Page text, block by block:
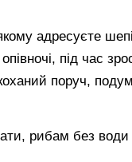
адресуєте
під час
поруч,
рибам без